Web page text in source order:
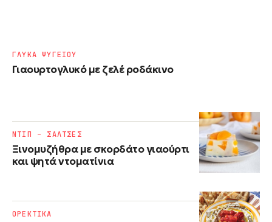
Γιαουρτογλυκό με ζελέ ροδάκινο
ΓΛΥΚΑ ΨΥΓΕΙΟΥ
Ξινομυζήθρα με σκορδάτο γιαούρτι
και ψητά ντοματίνια
ΝΤΙΠ – ΣΑΛΤΣΕΣ
ΟΡΕΚΤΙΚΑ